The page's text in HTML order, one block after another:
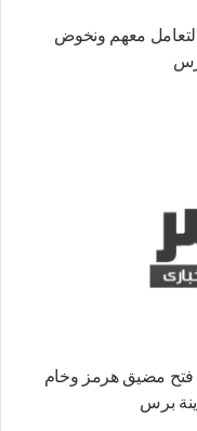
معهم ونخوض
فتح مضيق هرمز وخام